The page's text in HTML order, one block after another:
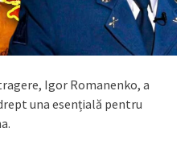
Igor Romanenko, a
una esențială pentru